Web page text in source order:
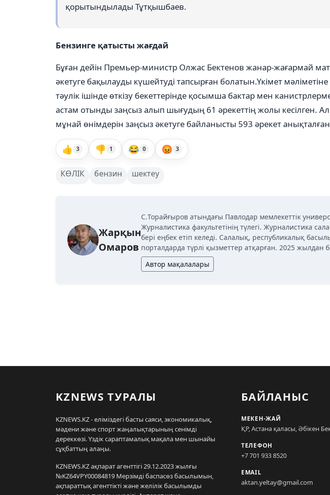
қорытындылады Тұтқышбаев.
Бензинге қатысты жағдай
Бұған дейін Премьер-министр Олжас Бектенов жанар-жағармай
әкетуге бақылауды күшейтуді тапсырған болатын.Үкімет мәліметіне
тәулік ішінде өткізу бекеттерінде қосымша бактар мен
астам отынды заңсыз алып шығудың 61 әрекеттің жолы кесілген.
мұнай өнімдерін заңсыз әкетуге байланысты 593 әрекет
👍 3 👎 1 😂 0 😡 3
КӨЛІК бензин шектеу
Жарқын
Омаров
C.Торайғыров атындағы Павлодар мемлекеттік
Журналистика факультетінің түлегі. Журналистика
бері еңбек етіп келеді. Салалық, республикалық
порталдарда түрлі қызметтер атқарған. 2025 жылдан
Автор мақалалары
KZNEWS ТУРАЛЫ
KZNEWS.KZ - еліміздегі басты саяси, экономикалық,
мәдени және спорт жаңалықтарының сенімді
дереккөзі. Үздік сараптамалық мақала мен шынайы
сұқбаттың алаңы.
KZNEWS.KZ ақпарат агенттігі 29.12.2023 жылғы
№KZ64VPY00084819 Мерзімді баспасөз басылымын,
ақпараттық агенттікті және желілік басылымды
БАЙЛАНЫС
МЕКЕН-ЖАЙ
ҚР, Астана қаласы, Әбікен
ТЕЛЕФОН
+7 701 933 8520
EMAIL
aktan.yeltay@gmail.com